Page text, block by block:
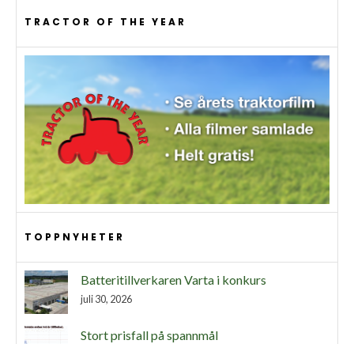
TRACTOR OF THE YEAR
TOPPNYHETER
Batteritillverkaren Varta i konkurs
juli 30, 2026
Stort prisfall på spannmål